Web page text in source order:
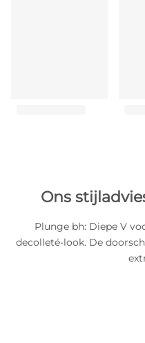
Ons
Plunge bh: Diepe V
decolleté-look. De